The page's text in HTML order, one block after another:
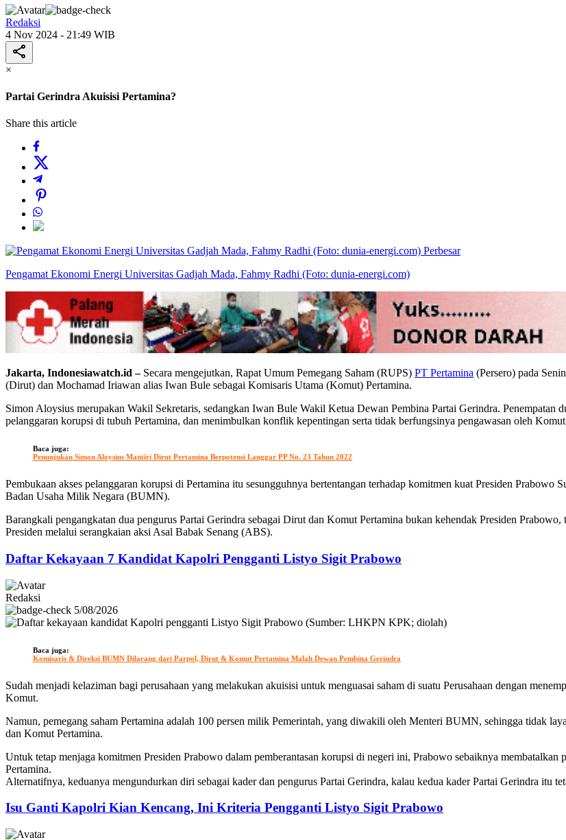
Redaksi
4 Nov 2024 - 21:49 WIB
×
Partai Gerindra Akuisisi Pertamina?
Share this article
Perbesar
Pengamat Ekonomi Energi Universitas Gadjah Mada, Fahmy Radhi (Foto: dunia-energi.com)
Jakarta, Indonesiawatch.id –Secara mengejutkan, Rapat Umum Pemegang Saham (RUPS) PT Pertamina (Persero) pada
(Dirut) dan Mochamad Iriawan alias Iwan Bule sebagai Komisaris Utama (Komut) Pertamina.
Simon Aloysius merupakan Wakil Sekretaris, sedangkan Iwan Bule Wakil Ketua Dewan Pembina Partai Gerindra. Penempatan
pelanggaran korupsi di tubuh Pertamina, dan menimbulkan konflik kepentingan serta tidak berfungsinya pengawasan oleh
Baca juga:
Penunjukan Simon Aloysius Mantiri Dirut Pertamina Berpotensi Langgar PP No. 23 Tahun 2022
Pembukaan akses pelanggaran korupsi di Pertamina itu sesungguhnya bertentangan terhadap komitmen kuat Presiden Prabowo
Badan Usaha Milik Negara (BUMN).
Barangkali pengangkatan dua pengurus Partai Gerindra sebagai Dirut dan Komut Pertamina bukan kehendak Presiden
Presiden melalui serangkaian aksi Asal Babak Senang (ABS).
Daftar Kekayaan 7 Kandidat Kapolri Pengganti Listyo Sigit Prabowo
Redaksi
5/08/2026
Baca juga:
Komisaris & Direksi BUMN Dilarang dari Parpol, Dirut & Komut Pertamina Malah Dewan Pembina Gerindra
Sudah menjadi kelaziman bagi perusahaan yang melakukan akuisisi untuk menguasai saham di suatu Perusahaan dengan
Komut.
Namun, pemegang saham Pertamina adalah 100 persen milik Pemerintah, yang diwakili oleh Menteri BUMN, sehingga tidak
dan Komut Pertamina.
Untuk tetap menjaga komitmen Presiden Prabowo dalam pemberantasan korupsi di negeri ini, Prabowo sebaiknya
Pertamina.
Alternatifnya, keduanya mengundurkan diri sebagai kader dan pengurus Partai Gerindra, kalau kedua kader Partai Gerindra itu
Isu Ganti Kapolri Kian Kencang, Ini Kriteria Pengganti Listyo Sigit Prabowo